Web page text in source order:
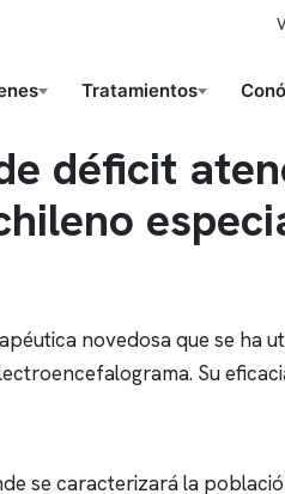
Tratamientos
déficit
novedosa que se ha
. Su
se caracterizará la